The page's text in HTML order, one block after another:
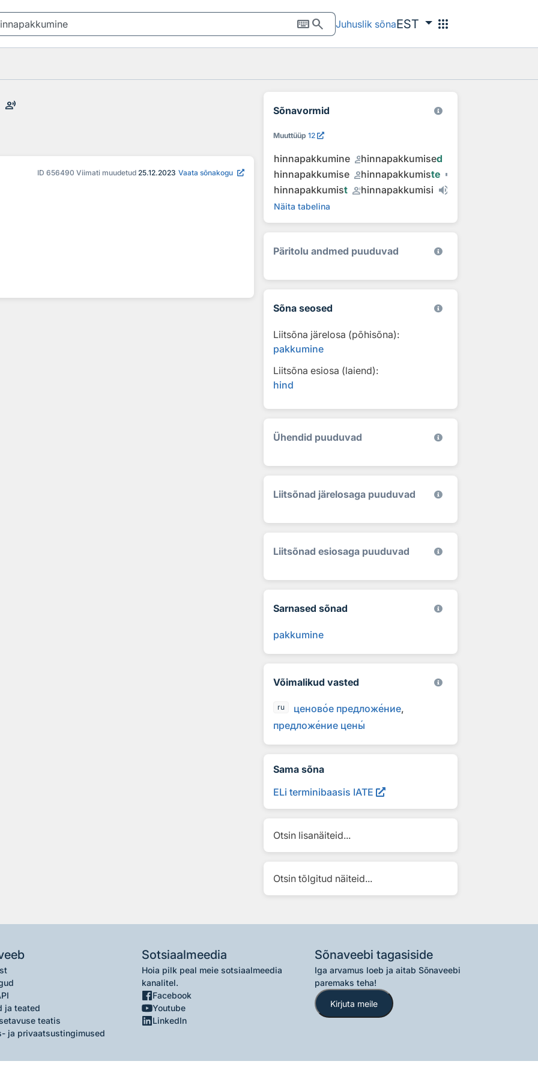
keyboardsearch Juhuslik sõnaEST apps
record_voice_over
ID 656490 Viimati muudetud 25.12.2023 Vaata sõnakogu
Sõnavormid
Muuttüüp 12
hinnapakkumine record_voice_overhinnapakkumised
hinnapakkumise record_voice_overhinnapakkumiste
hinnapakkumist record_voice_overhinnapakkumisi
Näita tabelina
Päritolu andmed puuduvad
Sõna seosed
Liitsõna järelosa (põhisõna):
pakkumine
Liitsõna esiosa (laiend):
hind
Ühendid puuduvad
Liitsõnad järelosaga puuduvad
Liitsõnad esiosaga puuduvad
Sarnased sõnad
pakkumine
Võimalikud vasted
ru ценовое предложение
предложение цены
Sama sõna
ELi terminibaasis IATE
Otsin lisanäiteid...
Otsin tõlgitud näiteid...
ja teated
teatis
ja privaatsustingimused
Sotsiaalmeedia
Hoia pilk peal meie sotsiaalmeedia
kanalitel.
Facebook
Youtube
LinkedIn
Sõnaveebi tagasiside
Iga arvamus loeb ja aitab Sõnaveebi
paremaks teha!
Kirjuta meile